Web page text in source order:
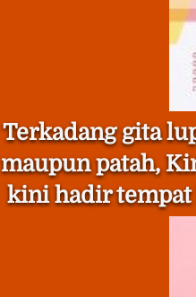
Terkadang gita
maupun patah,
kini hadir tempat